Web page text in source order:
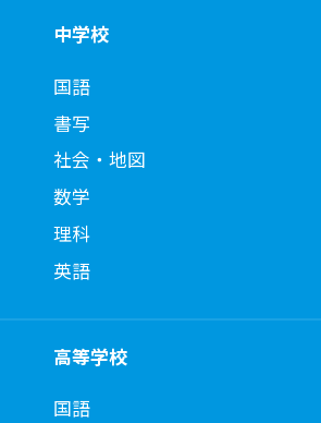
中学校
国語
書写
社会・地図
数学
理科
英語
高等学校
国語